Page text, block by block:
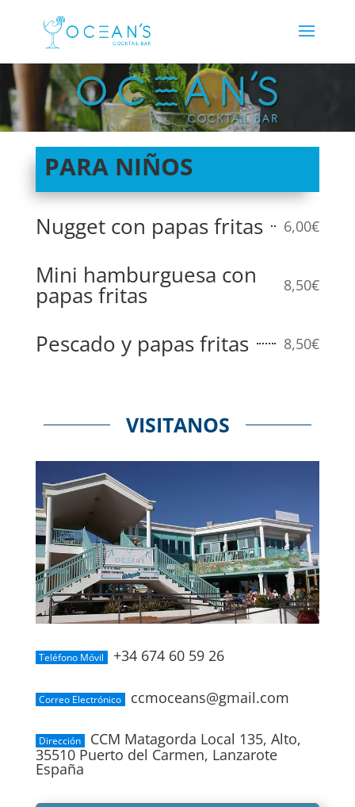
PARA NIÑOS
Nugget con papas fritas 6,00€
Mini hamburguesa con
papas fritas 8,50€
Pescado y papas fritas 8,50€
VISITANOS
Teléfono Móvil +34 674 60 59 26
Correo Electrónico ccmoceans@gmail.com
Dirección
CCM Matagorda Local 135, Alto,
35510 Puerto del Carmen, Lanzarote
España